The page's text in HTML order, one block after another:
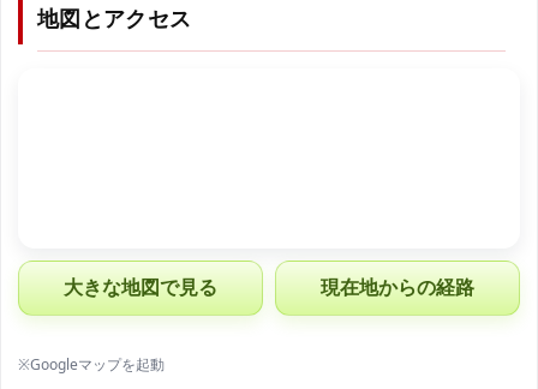
地図とアクセス
大きな地図で見る 現在地からの経路
※Googleマップを起動